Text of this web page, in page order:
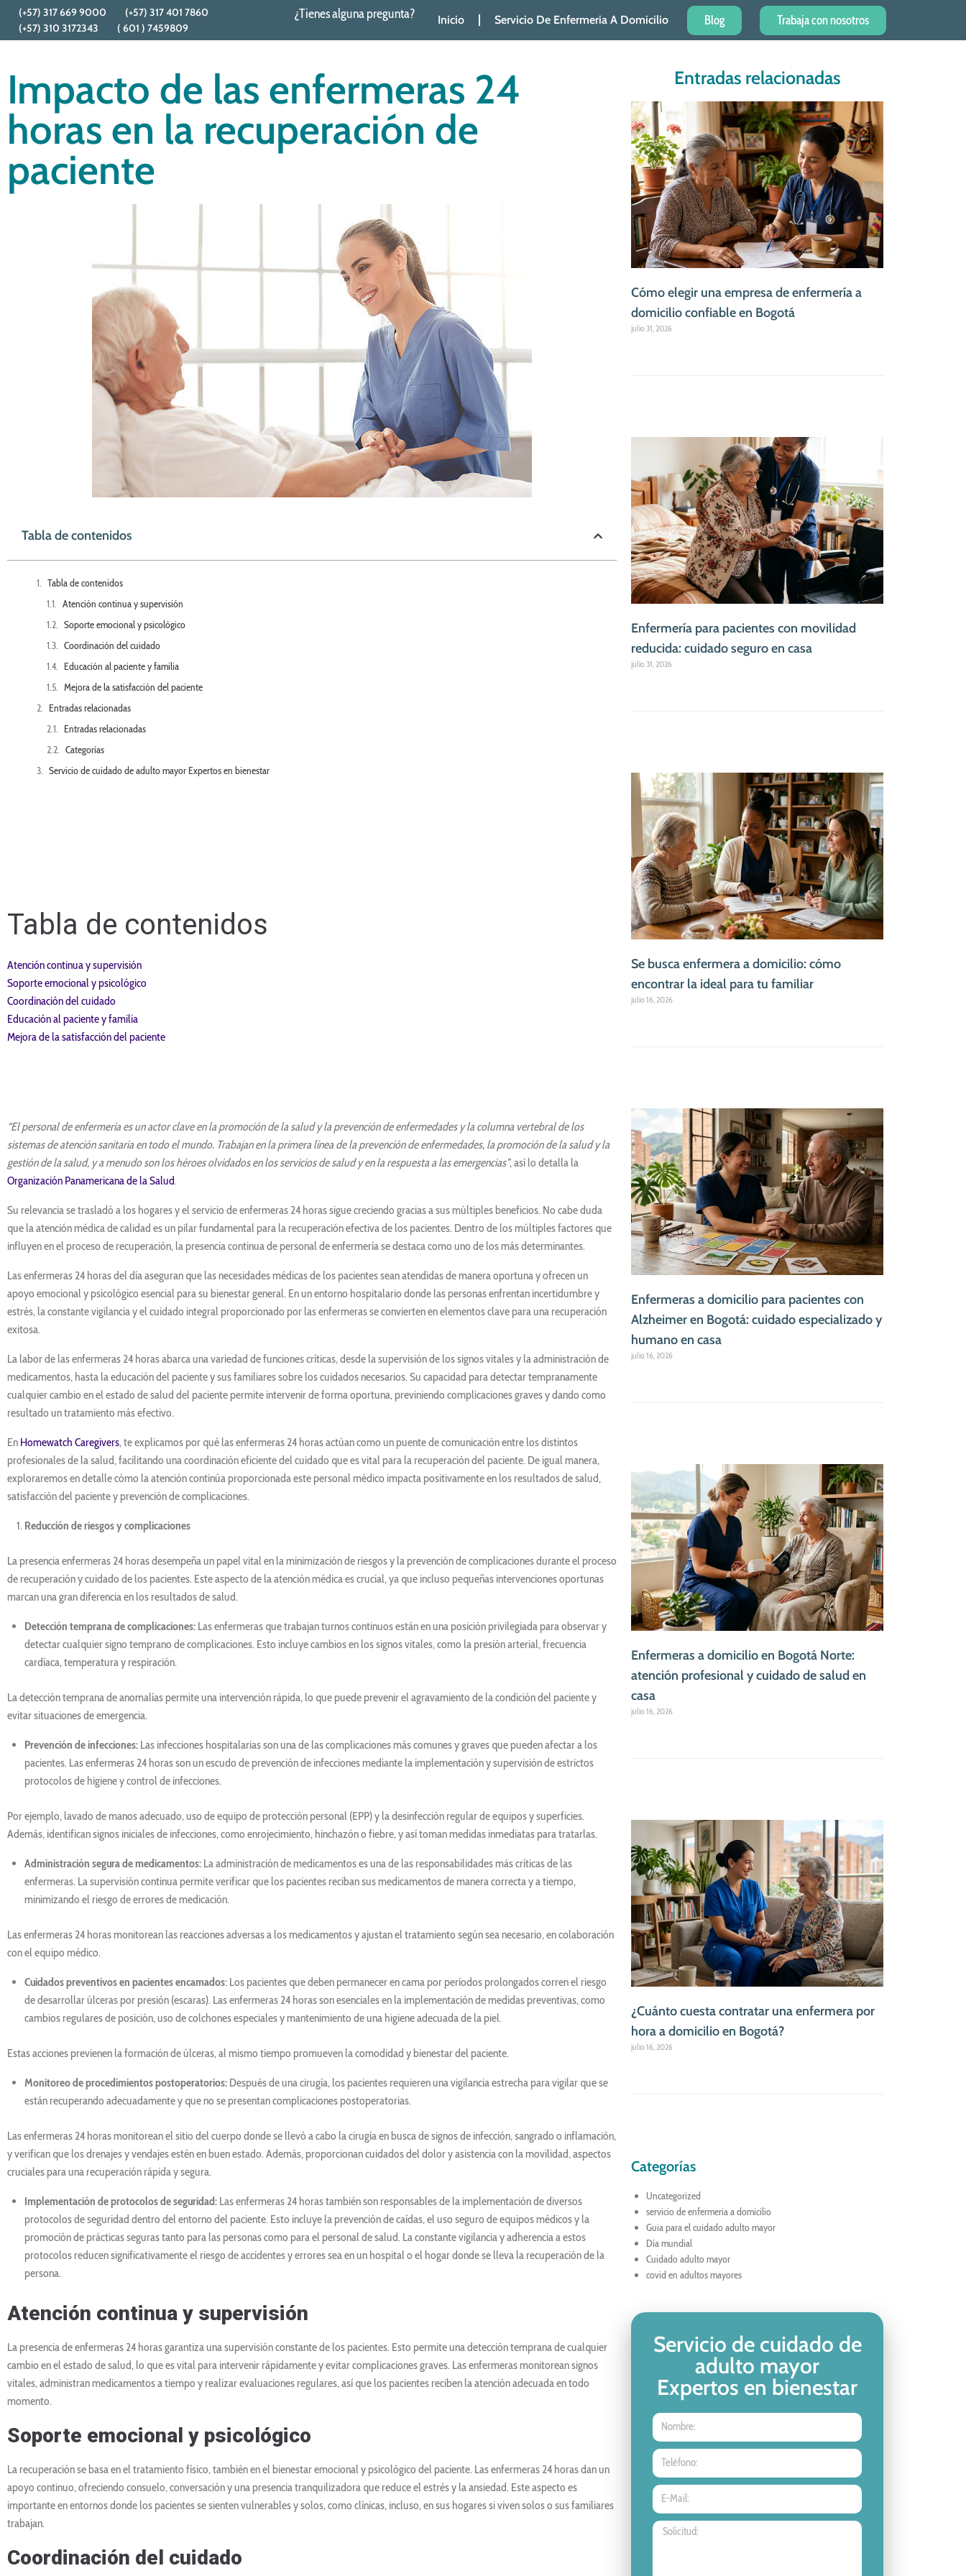
(+57) 317 669 9000
(+57) 317 401 7860
(+57) 310 3172343
( 601 ) 7459809
¿Tienes alguna pregunta? Inicio Servicio De Enfermeria A Domicilio Blog Trabaja con nosotros
Impacto de las enfermeras 24
horas en la recuperación de
paciente
Tabla de contenidos
Tabla de contenidos
Atención continua y supervisión
Soporte emocional y psicológico
Coordinación del cuidado
Educación al paciente y familia
Mejora de la satisfacción del paciente
Entradas relacionadas
Entradas relacionadas
Categorías
Servicio de cuidado de adulto mayor Expertos en bienestar
Tabla de contenidos
Atención continua y supervisión
Soporte emocional y psicológico
Coordinación del cuidado
Educación al paciente y familia
Mejora de la satisfacción del paciente
“El personal de enfermería es un actor clave en la promoción de la salud y la prevención de enfermedades y la columna vertebral de los
sistemas de atención sanitaria en todo el mundo. Trabajan en la primera línea de la prevención de enfermedades, la promoción de la salud y la
gestión de la salud, y a menudo son los héroes olvidados en los servicios de salud y en la respuesta a las emergencias”, así lo detalla la
Organización Panamericana de la Salud.
Su relevancia se trasladó a los hogares y el servicio de enfermeras 24 horas sigue creciendo gracias a sus múltiples beneficios. No cabe duda
que la atención médica de calidad es un pilar fundamental para la recuperación efectiva de los pacientes. Dentro de los múltiples factores que
influyen en el proceso de recuperación, la presencia continua de personal de enfermería se destaca como uno de los más determinantes.
Las enfermeras 24 horas del día aseguran que las necesidades médicas de los pacientes sean atendidas de manera oportuna y ofrecen un
apoyo emocional y psicológico esencial para su bienestar general. En un entorno hospitalario donde las personas enfrentan incertidumbre y
estrés, la constante vigilancia y el cuidado integral proporcionado por las enfermeras se convierten en elementos clave para una recuperación
exitosa.
La labor de las enfermeras 24 horas abarca una variedad de funciones críticas, desde la supervisión de los signos vitales y la administración de
medicamentos, hasta la educación del paciente y sus familiares sobre los cuidados necesarios. Su capacidad para detectar tempranamente
cualquier cambio en el estado de salud del paciente permite intervenir de forma oportuna, previniendo complicaciones graves y dando como
resultado un tratamiento más efectivo.
En Homewatch Caregivers, te explicamos por qué las enfermeras 24 horas actúan como un puente de comunicación entre los distintos
profesionales de la salud, facilitando una coordinación eficiente del cuidado que es vital para la recuperación del paciente. De igual manera,
exploraremos en detalle cómo la atención continúa proporcionada este personal médico impacta positivamente en los resultados de salud,
satisfacción del paciente y prevención de complicaciones.
Reducción de riesgos y complicaciones
La presencia enfermeras 24 horas desempeña un papel vital en la minimización de riesgos y la prevención de complicaciones durante el proceso
de recuperación y cuidado de los pacientes. Este aspecto de la atención médica es crucial, ya que incluso pequeñas intervenciones oportunas
marcan una gran diferencia en los resultados de salud.
Detección temprana de complicaciones: Las enfermeras que trabajan turnos continuos están en una posición privilegiada para observar y
detectar cualquier signo temprano de complicaciones. Esto incluye cambios en los signos vitales, como la presión arterial, frecuencia
cardíaca, temperatura y respiración.
La detección temprana de anomalías permite una intervención rápida, lo que puede prevenir el agravamiento de la condición del paciente y
evitar situaciones de emergencia.
Prevención de infecciones: Las infecciones hospitalarias son una de las complicaciones más comunes y graves que pueden afectar a los
pacientes. Las enfermeras 24 horas son un escudo de prevención de infecciones mediante la implementación y supervisión de estrictos
protocolos de higiene y control de infecciones.
Por ejemplo, lavado de manos adecuado, uso de equipo de protección personal (EPP) y la desinfección regular de equipos y superficies.
Además, identifican signos iniciales de infecciones, como enrojecimiento, hinchazón o fiebre, y así toman medidas inmediatas para tratarlas.
Administración segura de medicamentos: La administración de medicamentos es una de las responsabilidades más críticas de las
enfermeras. La supervisión continua permite verificar que los pacientes reciban sus medicamentos de manera correcta y a tiempo,
minimizando el riesgo de errores de medicación.
Las enfermeras 24 horas monitorean las reacciones adversas a los medicamentos y ajustan el tratamiento según sea necesario, en colaboración
con el equipo médico.
Cuidados preventivos en pacientes encamados: Los pacientes que deben permanecer en cama por períodos prolongados corren el riesgo
de desarrollar úlceras por presión (escaras). Las enfermeras 24 horas son esenciales en la implementación de medidas preventivas, como
cambios regulares de posición, uso de colchones especiales y mantenimiento de una higiene adecuada de la piel.
Estas acciones previenen la formación de úlceras, al mismo tiempo promueven la comodidad y bienestar del paciente.
Monitoreo de procedimientos postoperatorios: Después de una cirugía, los pacientes requieren una vigilancia estrecha para vigilar que se
están recuperando adecuadamente y que no se presentan complicaciones postoperatorias.
Las enfermeras 24 horas monitorean el sitio del cuerpo donde se llevó a cabo la cirugía en busca de signos de infección, sangrado o inflamación,
y verifican que los drenajes y vendajes estén en buen estado. Además, proporcionan cuidados del dolor y asistencia con la movilidad, aspectos
cruciales para una recuperación rápida y segura.
Implementación de protocolos de seguridad: Las enfermeras 24 horas también son responsables de la implementación de diversos
protocolos de seguridad dentro del entorno del paciente. Esto incluye la prevención de caídas, el uso seguro de equipos médicos y la
promoción de prácticas seguras tanto para las personas como para el personal de salud. La constante vigilancia y adherencia a estos
protocolos reducen significativamente el riesgo de accidentes y errores sea en un hospital o el hogar donde se lleva la recuperación de la
persona.
Atención continua y supervisión
La presencia de enfermeras 24 horas garantiza una supervisión constante de los pacientes. Esto permite una detección temprana de cualquier
cambio en el estado de salud, lo que es vital para intervenir rápidamente y evitar complicaciones graves. Las enfermeras monitorean signos
vitales, administran medicamentos a tiempo y realizar evaluaciones regulares, así que los pacientes reciben la atención adecuada en todo
momento.
Soporte emocional y psicológico
La recuperación se basa en el tratamiento físico, también en el bienestar emocional y psicológico del paciente. Las enfermeras 24 horas dan un
apoyo continuo, ofreciendo consuelo, conversación y una presencia tranquilizadora que reduce el estrés y la ansiedad. Este aspecto es
importante en entornos donde los pacientes se sienten vulnerables y solos, como clínicas, incluso, en sus hogares si viven solos o sus familiares
trabajan.
Coordinación del cuidado
Entradas relacionadas
Cómo elegir una empresa de enfermería a
domicilio confiable en Bogotá
julio 31, 2026
Enfermería para pacientes con movilidad
reducida: cuidado seguro en casa
julio 31, 2026
Se busca enfermera a domicilio: cómo
encontrar la ideal para tu familiar
julio 16, 2026
Enfermeras a domicilio para pacientes con
Alzheimer en Bogotá: cuidado especializado y
humano en casa
julio 16, 2026
Enfermeras a domicilio en Bogotá Norte:
atención profesional y cuidado de salud en
casa
julio 16, 2026
¿Cuánto cuesta contratar una enfermera por
hora a domicilio en Bogotá?
julio 16, 2026
Categorías
Uncategorized
servicio de enfermeria a domicilio
Guia para el cuidado adulto mayor
Día mundial
Cuidado adulto mayor
covid en adultos mayores
Servicio de cuidado de
adulto mayor
Expertos en bienestar